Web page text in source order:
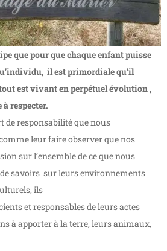
que pour que chaque enfant puisse
il est primordiale qu’il
est vivant en perpétuel évolution ,
respecter.
de responsabilité que nous
leur faire observer que nos
sur l’ensemble de ce que nous
savoirs sur leurs environnements
ils
et responsables de leurs actes
à apporter à la terre, leurs animaux,